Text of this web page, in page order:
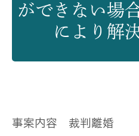
ができない場
により解
事案内容 裁判離婚